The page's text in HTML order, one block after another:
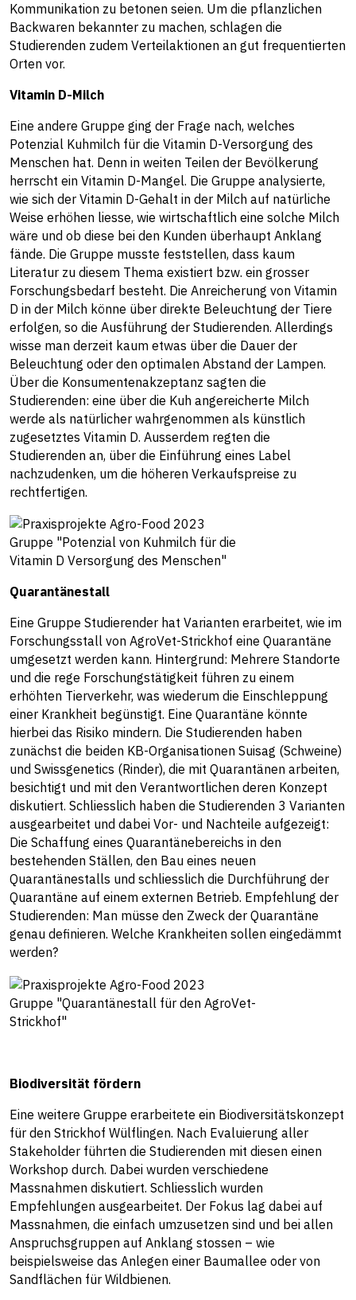
Kommunikation zu betonen seien. Um die pflanzlichen
Backwaren bekannter zu machen, schlagen die
Studierenden zudem Verteilaktionen an gut frequentierten
Orten vor.
Vitamin D-Milch
Eine andere Gruppe ging der Frage nach, welches
Potenzial Kuhmilch für die Vitamin D-Versorgung des
Menschen hat. Denn in weiten Teilen der Bevölkerung
herrscht ein Vitamin D-Mangel. Die Gruppe analysierte,
wie sich der Vitamin D-Gehalt in der Milch auf natürliche
Weise erhöhen liesse, wie wirtschaftlich eine solche Milch
wäre und ob diese bei den Kunden überhaupt Anklang
fände. Die Gruppe musste feststellen, dass kaum
Literatur zu diesem Thema existiert bzw. ein grosser
Forschungsbedarf besteht. Die Anreicherung von Vitamin
D in der Milch könne über direkte Beleuchtung der Tiere
erfolgen, so die Ausführung der Studierenden. Allerdings
wisse man derzeit kaum etwas über die Dauer der
Beleuchtung oder den optimalen Abstand der Lampen.
Über die Konsumentenakzeptanz sagten die
Studierenden: eine über die Kuh angereicherte Milch
werde als natürlicher wahrgenommen als künstlich
zugesetztes Vitamin D. Ausserdem regten die
Studierenden an, über die Einführung eines Label
nachzudenken, um die höheren Verkaufspreise zu
rechtfertigen.
Gruppe "Potenzial von Kuhmilch für die
Vitamin D Versorgung des Menschen"
Quarantänestall
Eine Gruppe Studierender hat Varianten erarbeitet, wie im
Forschungsstall von AgroVet-Strickhof eine Quarantäne
umgesetzt werden kann. Hintergrund: Mehrere Standorte
und die rege Forschungstätigkeit führen zu einem
erhöhten Tierverkehr, was wiederum die Einschleppung
einer Krankheit begünstigt. Eine Quarantäne könnte
hierbei das Risiko mindern. Die Studierenden haben
zunächst die beiden KB-Organisationen Suisag (Schweine)
und Swissgenetics (Rinder), die mit Quarantänen arbeiten,
besichtigt und mit den Verantwortlichen deren Konzept
diskutiert. Schliesslich haben die Studierenden 3 Varianten
ausgearbeitet und dabei Vor- und Nachteile aufgezeigt:
Die Schaffung eines Quarantänebereichs in den
bestehenden Ställen, den Bau eines neuen
Quarantänestalls und schliesslich die Durchführung der
Quarantäne auf einem externen Betrieb. Empfehlung der
Studierenden: Man müsse den Zweck der Quarantäne
genau definieren. Welche Krankheiten sollen eingedämmt
werden?
Gruppe "Quarantänestall für den AgroVet-
Strickhof"
Biodiversität fördern
Eine weitere Gruppe erarbeitete ein Biodiversitätskonzept
für den Strickhof Wülflingen. Nach Evaluierung aller
Stakeholder führten die Studierenden mit diesen einen
Workshop durch. Dabei wurden verschiedene
Massnahmen diskutiert. Schliesslich wurden
Empfehlungen ausgearbeitet. Der Fokus lag dabei auf
Massnahmen, die einfach umzusetzen sind und bei allen
Anspruchsgruppen auf Anklang stossen – wie
beispielsweise das Anlegen einer Baumallee oder von
Sandflächen für Wildbienen.